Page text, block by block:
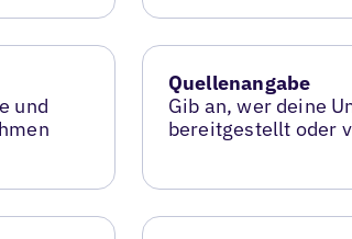
und
Quellenangabe
Gib an, wer deine
bereitgestellt oder